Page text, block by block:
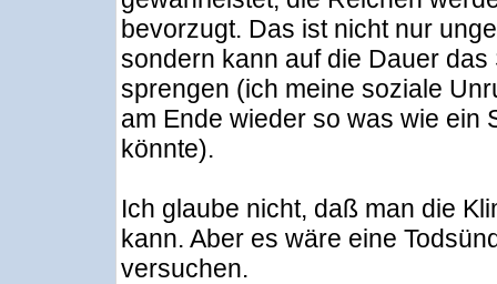
bevorzugt. Das ist nicht nur
sondern kann auf die Dauer das
sprengen (ich meine soziale
am Ende wieder so was wie ein
könnte).
Ich glaube nicht, daß man die
kann. Aber es wäre eine
versuchen.